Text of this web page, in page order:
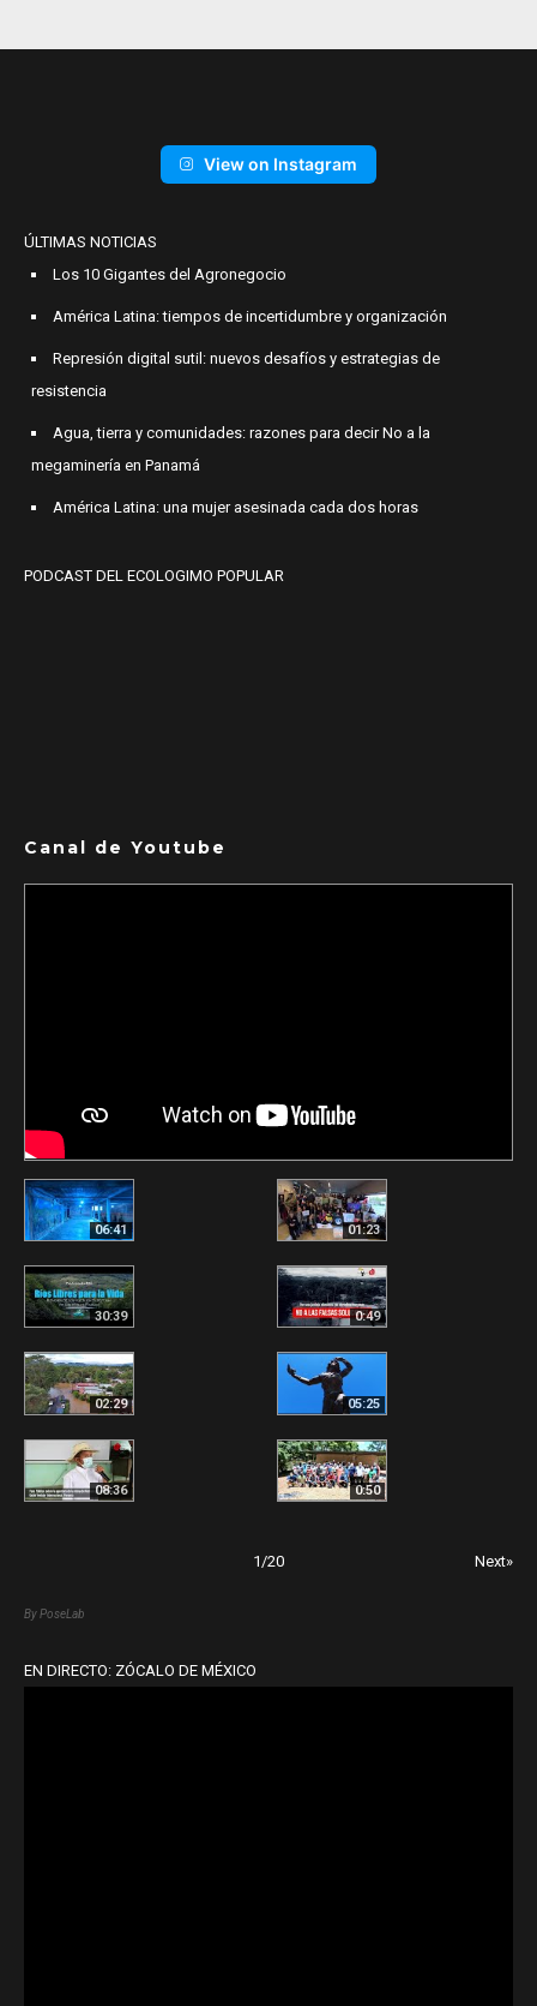
View on Instagram
ÚLTIMAS NOTICIAS
Los 10 Gigantes del Agronegocio
América Latina: tiempos de incertidumbre y organización
Represión digital sutil: nuevos desafíos y estrategias de
resistencia
Agua, tierra y comunidades: razones para decir No a la
megaminería en Panamá
América Latina: una mujer asesinada cada dos horas
PODCAST DEL ECOLOGIMO POPULAR
Canal de Youtube
06:41 01:23
30:39 0:49
02:29 05:25
08:36 0:50
1/20 Next»
By PoseLab
EN DIRECTO: ZÓCALO DE MÉXICO